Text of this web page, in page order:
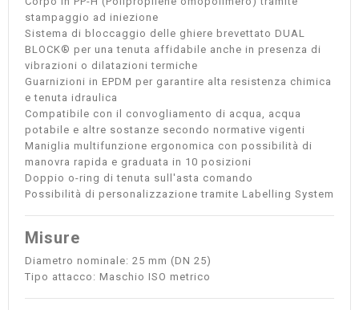
stampaggio ad iniezione
Sistema di bloccaggio delle ghiere brevettato DUAL
BLOCK® per una tenuta affidabile anche in presenza di
vibrazioni o dilatazioni termiche
Guarnizioni in EPDM per garantire alta resistenza chimica
e tenuta idraulica
Compatibile con il convogliamento di acqua, acqua
potabile e altre sostanze secondo normative vigenti
Maniglia multifunzione ergonomica con possibilità di
manovra rapida e graduata in 10 posizioni
Doppio o-ring di tenuta sull'asta comando
Possibilità di personalizzazione tramite Labelling System
Misure
Diametro nominale: 25 mm (DN 25)
Tipo attacco: Maschio ISO metrico